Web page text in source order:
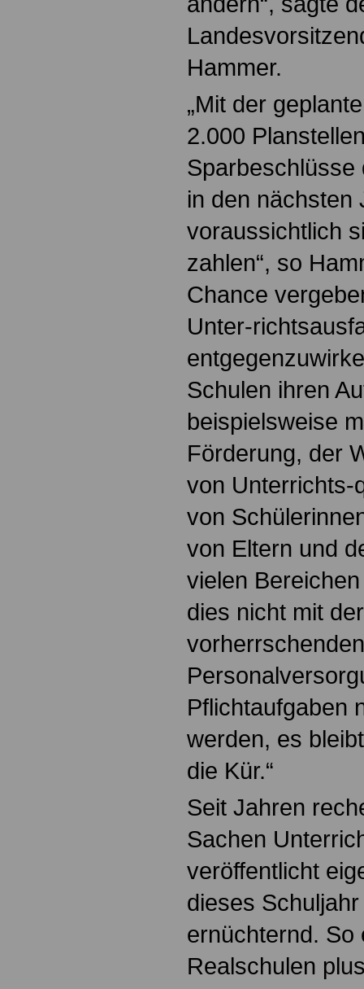
Hammer.
„Mit der
2.000
Sparbeschlüsse
in den nächsten
voraussichtlich
zahlen“, so
Chance
Unter-
Schulen ihren
beispielsweise
Förderung, der
von Unterrichts-
von
von Eltern und
vielen
dies nicht mit
vorherrschenden
Pflichtaufgaben
werden, es
die Kür.“
Seit Jahren
Sachen
veröffentlicht
dieses
ernüchternd. So
Realschulen